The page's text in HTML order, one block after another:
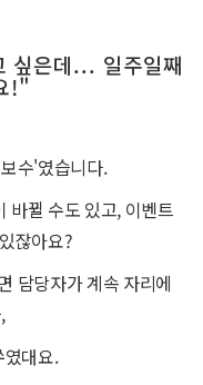
싶은데... 일주일째
!"
수'였습니다.
바뀔 수도 있고, 이벤트
잖아요?
담당자가 계속 자리에
였대요.